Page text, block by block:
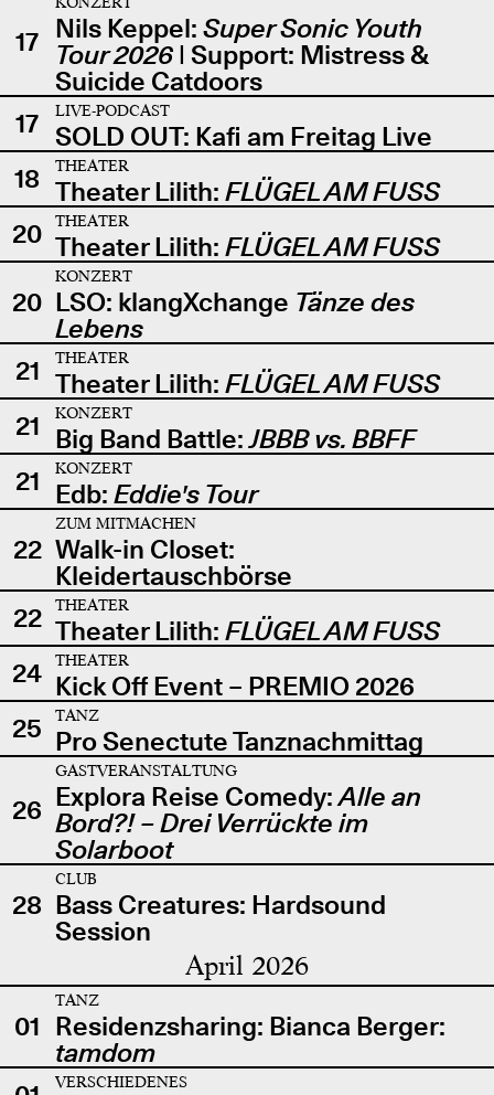
17 Nils Keppel: Super Sonic Youth
Tour 2026| Support: Mistress &
Suicide Catdoors
17
LIVE-PODCAST
SOLD OUT: Kafi am Freitag Live
18
THEATER
Theater Lilith: FLÜGEL AM FUSS
20
THEATER
Theater Lilith: FLÜGEL AM FUSS
20
KONZERT
LSO: klangXchange Tänze des
Lebens
21
THEATER
Theater Lilith: FLÜGEL AM FUSS
21
KONZERT
Big Band Battle:JBBB vs. BBFF
21
KONZERT
Edb: Eddie's Tour
22
ZUM MITMACHEN
Walk-in Closet:
Kleidertauschbörse
22
THEATER
Theater Lilith: FLÜGEL AM FUSS
24
THEATER
Kick Off Event – PREMIO 2026
25
TANZ
Pro Senectute Tanznachmittag
26
GASTVERANSTALTUNG
Explora Reise Comedy:Alle an
Bord?! – Drei Verrückte im
Solarboot
28
CLUB
Bass Creatures: Hardsound
Session
April 2026
01
TANZ
Residenzsharing: Bianca Berger:
tamdom
VERSCHIEDENES